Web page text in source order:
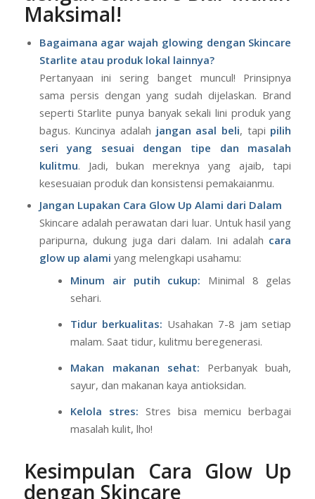
Tips Bonus Cara Glow Up
dengan Skincare Biar Makin
Maksimal!
Bagaimana agar wajah glowing dengan Skincare
Starlite atau produk lokal lainnya?
Pertanyaan ini sering banget muncul! Prinsipnya
sama persis dengan yang sudah dijelaskan. Brand
seperti Starlite punya banyak sekali lini produk yang
bagus. Kuncinya adalahjangan asal beli, tapi
pilih
seri yang sesuai dengan tipe dan masalah
kulitmu . Jadi, bukan mereknya yang ajaib, tapi
kesesuaian produk dan konsistensi pemakaianmu.
Jangan Lupakan Cara Glow Up Alami dari Dalam
Skincare adalah perawatan dari luar. Untuk hasil yang
paripurna, dukung juga dari dalam. Ini adalahcara
glow up alami
Minum air putih cukup:Minimal 8 gelas
sehari.
Tidur berkualitas:
Usahakan 7-8 jam setiap
malam. Saat tidur, kulitmu beregenerasi.
Makan makanan sehat: Perbanyak buah,
sayur, dan makanan kaya antioksidan.
masalah kulit, lho!